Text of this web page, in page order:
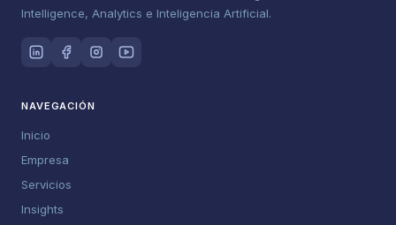
Intelligence, Analytics e Inteligencia Artificial.
NAVEGACIÓN
Inicio
Empresa
Servicios
Insights